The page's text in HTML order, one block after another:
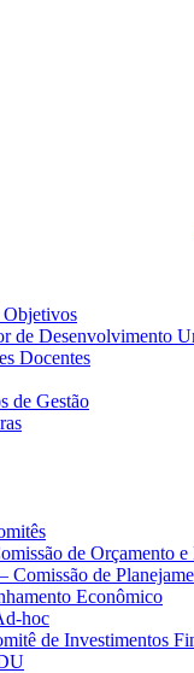
Objetivos
de Desenvolvimento
Docentes
de Gestão
de Orçamento
Comissão de
Econômico
hoc
de Investimentos